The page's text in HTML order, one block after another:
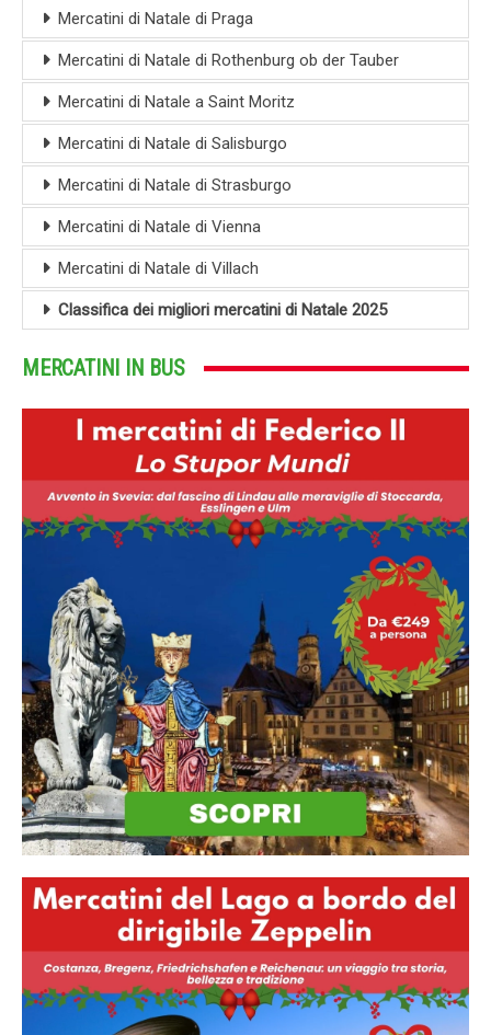
Mercatini di Natale di Praga
Mercatini di Natale di Rothenburg ob der Tauber
Mercatini di Natale a Saint Moritz
Mercatini di Natale di Salisburgo
Mercatini di Natale di Strasburgo
Mercatini di Natale di Vienna
Mercatini di Natale di Villach
Classifica dei migliori mercatini di Natale 2025
MERCATINI IN BUS